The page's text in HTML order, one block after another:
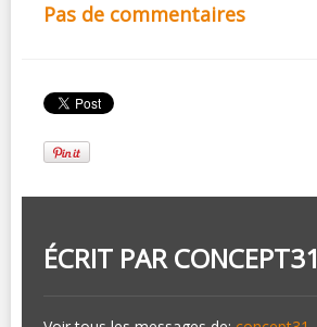
Pas de commentaires
ÉCRIT PARCONCEPT31